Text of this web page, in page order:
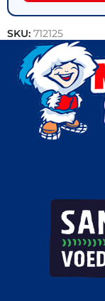
SKU: 712125
Categorieën:BBQ-